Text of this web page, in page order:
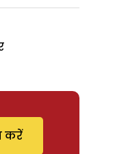
करें